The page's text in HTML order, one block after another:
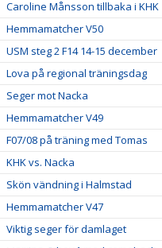
Caroline Månsson tillbaka i KHK
Hemmamatcher V50
USM steg 2 F14 14-15 december
Lova på regional träningsdag
Seger mot Nacka
Hemmamatcher V49
F07/08 på träning med Tomas
KHK vs. Nacka
Skön vändning i Halmstad
Hemmamatcher V47
Viktig seger för damlaget